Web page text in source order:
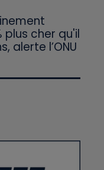
plus cher qu'il
alerte l’ONU